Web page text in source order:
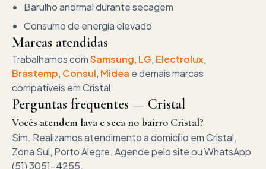
Barulho anormal durante secagem
Consumo de energia elevado
Marcas atendidas
Trabalhamos comSamsung, LG, Electrolux,
Brastemp, Consul, Midea e demais marcas
compatíveis emCristal.
Perguntas frequentes — Cristal
Vocês atendem lava e seca no bairro Cristal?
Sim. Realizamos atendimento a domicílio em Cristal,
Zona Sul, Porto Alegre. Agende pelo site ou WhatsApp
(51) 3051-4255.